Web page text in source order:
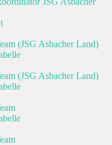
(JSG Asbacher Land)
(JSG Asbacher Land)